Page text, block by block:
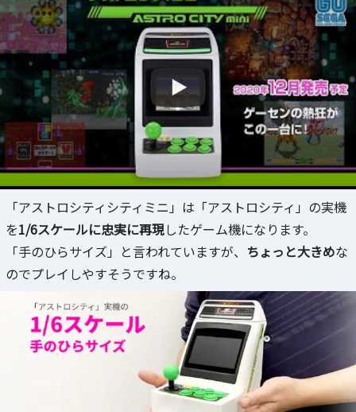
「アストロシティシティミニ」は「アストロシティ」の実機
を1/6スケールに忠実に再現したゲーム機になります。
「手のひらサイズ」と言われていますが、 ちょっと大きめな
のでプレイしやすそうですね。